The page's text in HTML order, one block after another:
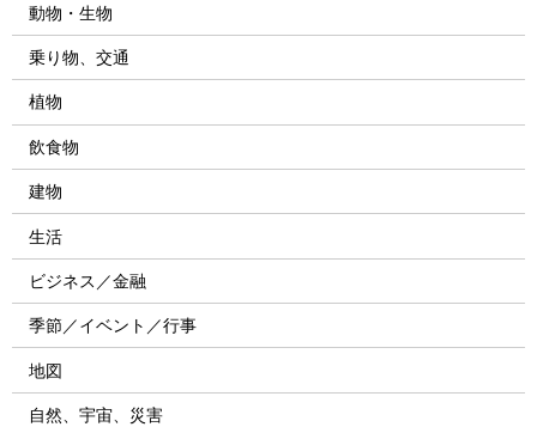
動物・生物
乗り物、交通
植物
飲食物
建物
生活
ビジネス／金融
季節／イベント／行事
地図
自然、宇宙、災害